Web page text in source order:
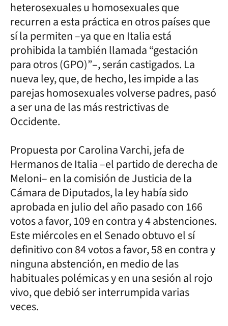
heterosexuales u homosexuales que
recurren a esta práctica en otros países que
sí la permiten –ya que en Italia está
prohibida la también llamada “gestación
para otros (GPO)”–, serán castigados. La
nueva ley, que, de hecho, les impide a las
parejas homosexuales volverse padres, pasó
a ser una de las más restrictivas de
Occidente.
Propuesta por Carolina Varchi, jefa de
Hermanos de Italia –el partido de derecha de
Meloni– en la comisión de Justicia de la
Cámara de Diputados, la ley había sido
aprobada en julio del año pasado con 166
votos a favor, 109 en contra y 4 abstenciones.
Este miércoles en el Senado obtuvo el sí
definitivo con 84 votos a favor, 58 en contra y
ninguna abstención, en medio de las
habituales polémicas y en una sesión al rojo
vivo, que debió ser interrumpida varias
veces.